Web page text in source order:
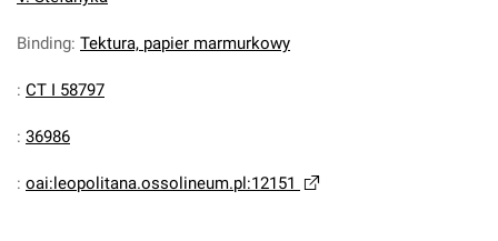
Binding: Tektura, papier marmurkowy
: CT I 58797
: 36986
: oai:leopolitana.ossolineum.pl:12151